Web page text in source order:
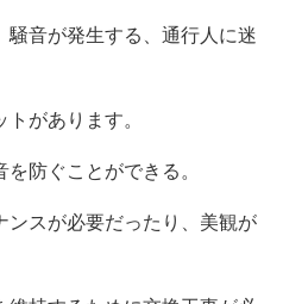
音が発生する、通行人に迷
があります。
防ぐことができる。
ンスが必要だったり、美観が